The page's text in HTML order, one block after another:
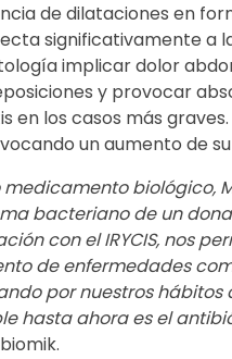
de dilataciones en
significativamente a
implicar dolor
y provocar
en los casos más
un aumento de
medicamento biológico,
bacteriano de un
con el IRYCIS, nos
de enfermedades
por nuestros
hasta ahora es el